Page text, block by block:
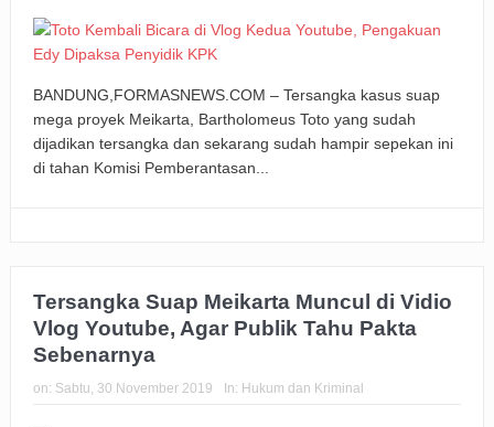
BANDUNG,FORMASNEWS.COM – Tersangka kasus suap
mega proyek Meikarta, Bartholomeus Toto yang sudah
dijadikan tersangka dan sekarang sudah hampir sepekan ini
di tahan Komisi Pemberantasan...
Tersangka Suap Meikarta Muncul di Vidio
Vlog Youtube, Agar Publik Tahu Pakta
Sebenarnya
on: Sabtu, 30 November 2019 In: Hukum dan Kriminal